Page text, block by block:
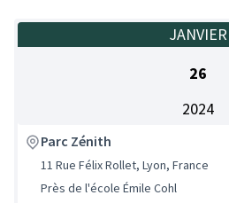
JANVIER
26
2024
Parc Zénith
11 Rue Félix Rollet, Lyon, France
Près de l'école Émile Cohl